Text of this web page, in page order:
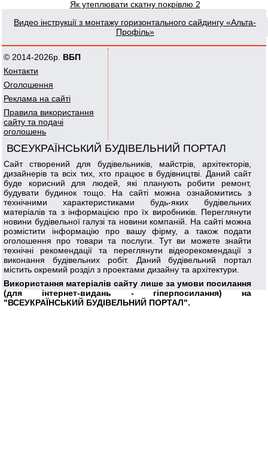
Як утеплювати скатну покрівлю 2
Видео інструкції з монтажу горизонтального сайдингу «Альта-
Профіль»
© 2014-2026р. ВБП
Контакти
Оголошення
Реклама на сайті
Правила використання
сайту та подачі
оголошень
ВСЕУКРАЇНСЬКИЙ БУДІВЕЛЬНИЙ ПОРТАЛ
Сайт створений для будівельників, майстрів, архітекторів,
дизайнерів та всіх тих, хто працює в будівництві. Даний сайт
буде корисний для людей, які планують робити ремонт,
будувати будинок тощо. На сайті можна ознайомитись з
технічними характеристиками будь-яких будівельних
матеріалів та з інформацією про їх виробників. Переглянути
новини будівельної галузі та новини компаній. На сайті можна
розмістити інформацію про вашу фірму, а також подати
оголошення про товари та послуги. Тут ви можете знайти
технічні рекомендації та переглянути відеорекомендації з
виконання будівельних робіт. Даний будівельний портал
містить окремий розділ з проектами дизайну та архітектури.
Використання матеріалів сайту лише за умови посилання
(для інтернет-видань - гіперпосилання) на
"ВСЕУКРАЇНСЬКИЙ БУДІВЕЛЬНИЙ ПОРТАЛ".